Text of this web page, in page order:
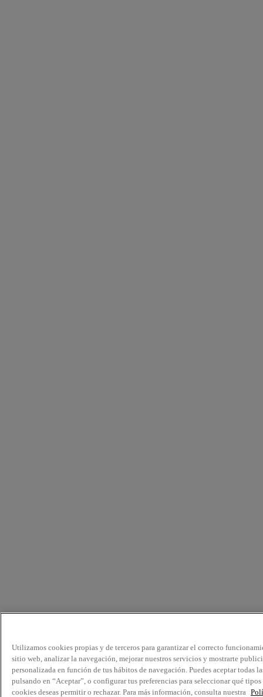
Utilizamos cookies propias y de terceros para garantizar el correcto
sitio web, analizar la navegación, mejorar nuestros servicios y mostrarte
personalizada en función de tus hábitos de navegación. Puedes aceptar todas
pulsando en “Aceptar”, o configurar tus preferencias para seleccionar qué tipos
cookies deseas permitir o rechazar. Para más información, consulta nuestra